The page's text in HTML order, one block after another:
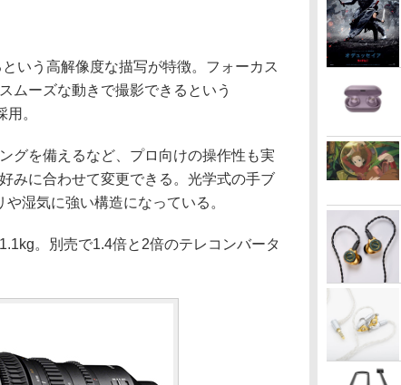
いう高解像度な描写が特徴。フォーカス
ムーズな動きで撮影できるという
。
グを備えるなど、プロ向けの操作性も実
みに合わせて変更できる。光学式の手ブ
湿気に強い構造になっている。
。別売で1.4倍と2倍のテレコンバータ